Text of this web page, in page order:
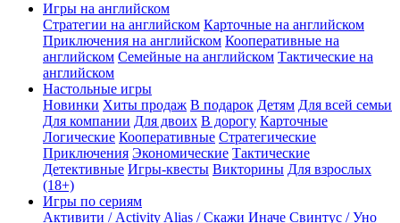
Игры на английском
Стратегии на английском Карточные на английском
Приключения на английском Кооперативные на
английском Семейные на английском Тактические на
английском
Настольные игры
Новинки Хиты продаж В подарок Детям Для всей семьи
Для компании Для двоих В дорогу Карточные
Логические Кооперативные Стратегические
Приключения Экономические Тактические
Детективные Игры-квесты Викторины Для взрослых
(18+)
Игры по сериям
Активити / Activity Alias / Скажи Иначе Свинтус / Уно